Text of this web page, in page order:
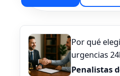
Por qué
urgencias
Penalistas